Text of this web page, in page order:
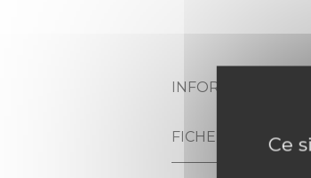
INFORMATIONS
FICHE TECHNIQUE
Ce